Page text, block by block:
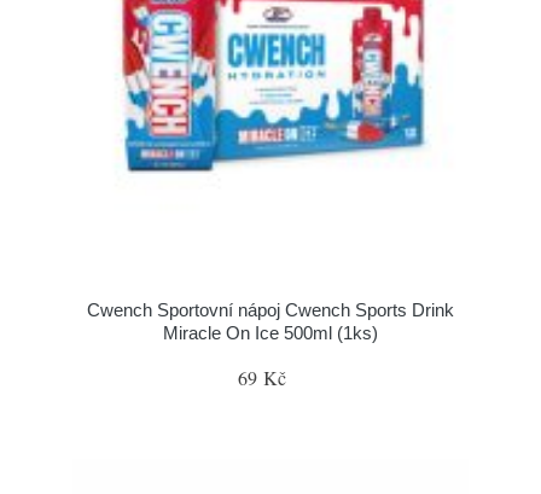
Cwench Sportovní nápoj Cwench Sports Drink
Miracle On Ice 500ml (1ks)
69 Kč